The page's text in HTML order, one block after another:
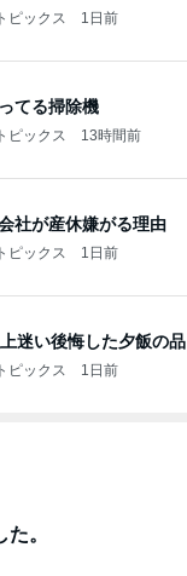
ピックス 1日前
てる掃除機
ピックス 13時間前
社が産休嫌がる理由
ピックス 1日前
迷い後悔した夕飯の品
ピックス 1日前
。